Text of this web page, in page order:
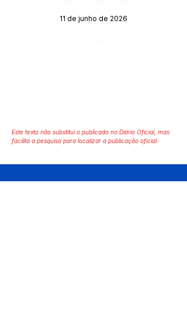
11 de junho de 2026
Este texto não substitui o publicado no Diário Oficial, mas
facilita a pesquisa para localizar a publicação oficial.